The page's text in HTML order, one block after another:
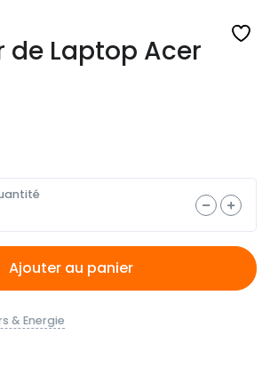
de Laptop Acer
Ajouter au panier
& Energie